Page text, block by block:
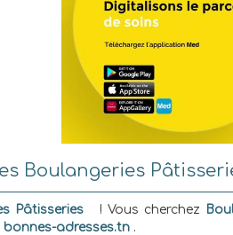
Boulangeries
Pâtisseries ! Vous cherchez
bonnes-adresses.tn .